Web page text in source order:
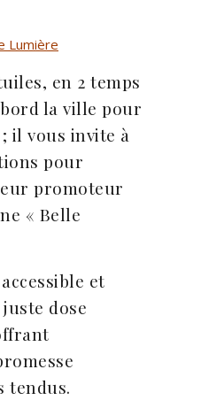
Lumière
en 2 temps
la ville pour
il vous invite à
pour
promoteur
« Belle
et
dose
tendus.